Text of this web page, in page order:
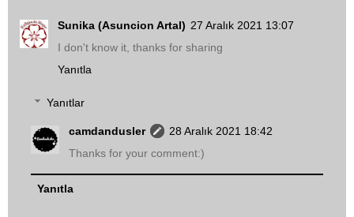
Sunika (Asuncion Artal) 27 Aralık 2021 13:07
I don't know it, thanks for sharing
Yanıtla
Yanıtlar
camdandusler
28 Aralık 2021 18:42
Thanks for your comment:)
Yanıtla